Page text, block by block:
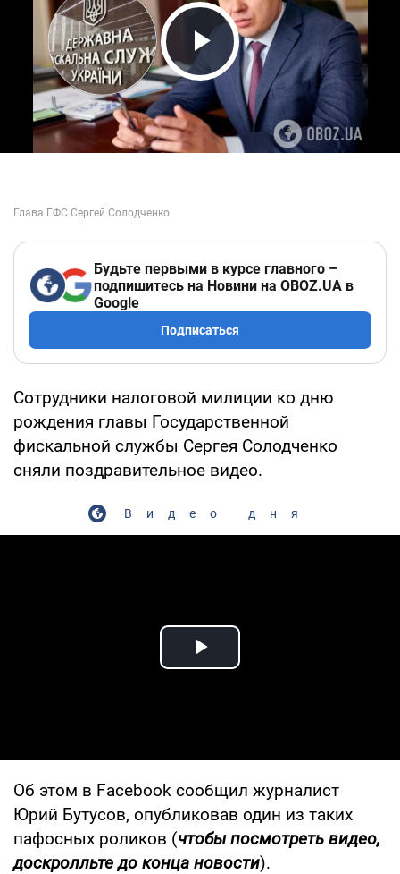
Play Video
Будьте первыми в курсе главного –
подпишитесь на Новини на OBOZ.UA в
Google
Подписаться
Сотрудники налоговой милиции ко дню
рождения главы Государственной
фискальной службы Сергея Солодченко
сняли поздравительное видео.
Видео дня
Play Video
Об этом в Facebook сообщил журналист
Юрий Бутусов, опубликовав один из таких
пафосных роликов (чтобы посмотреть видео,
доскролльте до конца новости).